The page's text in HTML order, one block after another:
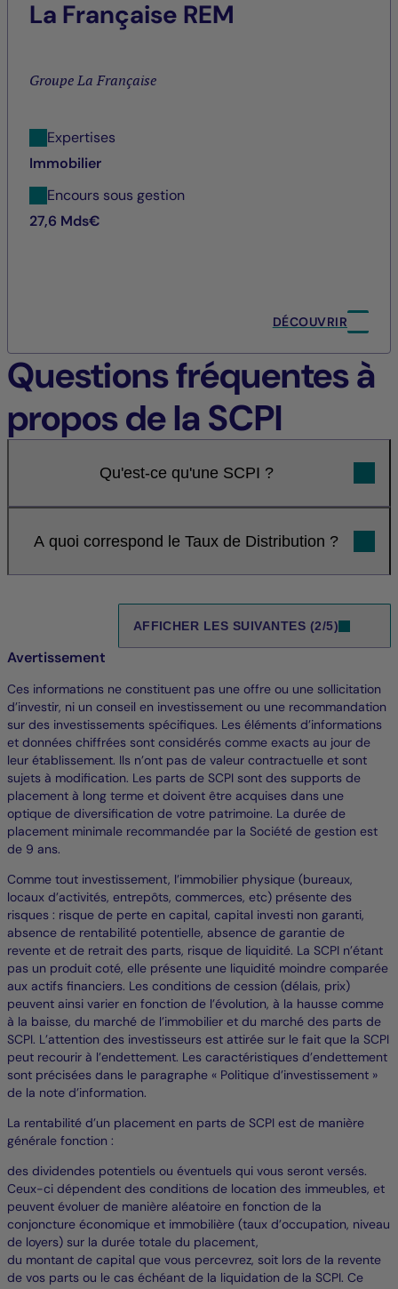
La Française REM
Groupe La Française
Expertises
Immobilier
Encours sous gestion
27,6 Mds€
DÉCOUVRIR
Questions fréquentes à
propos de la SCPI
Qu'est-ce qu'une SCPI ?
A quoi correspond le Taux de Distribution ?
AFFICHER LES SUIVANTES (2/5)
Avertissement
Ces informations ne constituent pas une offre ou une sollicitation
d’investir, ni un conseil en investissement ou une recommandation
sur des investissements spécifiques. Les éléments d’informations
et données chiffrées sont considérés comme exacts au jour de
leur établissement. Ils n’ont pas de valeur contractuelle et sont
sujets à modification. Les parts de SCPI sont des supports de
placement à long terme et doivent être acquises dans une
optique de diversification de votre patrimoine. La durée de
placement minimale recommandée par la Société de gestion est
de 9 ans.
Comme tout investissement, l’immobilier physique (bureaux,
locaux d’activités, entrepôts, commerces, etc) présente des
risques : risque de perte en capital, capital investi non garanti,
absence de rentabilité potentielle, absence de garantie de
revente et de retrait des parts, risque de liquidité. La SCPI n’étant
pas un produit coté, elle présente une liquidité moindre comparée
aux actifs financiers. Les conditions de cession (délais, prix)
peuvent ainsi varier en fonction de l’évolution, à la hausse comme
à la baisse, du marché de l’immobilier et du marché des parts de
SCPI. L’attention des investisseurs est attirée sur le fait que la SCPI
peut recourir à l’endettement. Les caractéristiques d’endettement
sont précisées dans le paragraphe « Politique d’investissement »
de la note d’information.
La rentabilité d’un placement en parts de SCPI est de manière
générale fonction :
des dividendes potentiels ou éventuels qui vous seront versés.
Ceux-ci dépendent des conditions de location des immeubles, et
peuvent évoluer de manière aléatoire en fonction de la
conjoncture économique et immobilière (taux d’occupation, niveau
de loyers) sur la durée totale du placement,
du montant de capital que vous percevrez, soit lors de la revente
de vos parts ou le cas échéant de la liquidation de la SCPI. Ce